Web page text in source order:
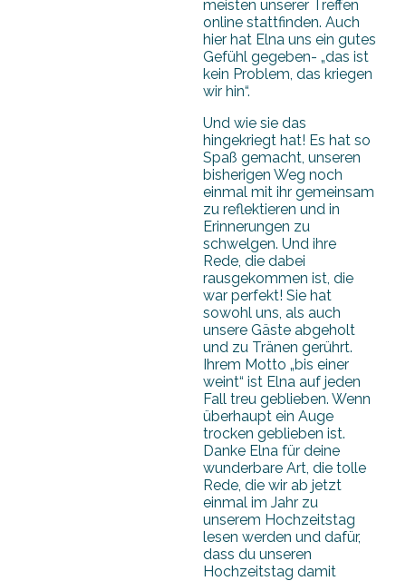
meisten unserer Treffen
online stattfinden. Auch
hier hat Elna uns ein gutes
Gefühl gegeben- „das ist
kein Problem, das kriegen
wir hin“.
Und wie sie das
hingekriegt hat! Es hat so
Spaß gemacht, unseren
bisherigen Weg noch
einmal mit ihr gemeinsam
zu reflektieren und in
Erinnerungen zu
schwelgen. Und ihre
Rede, die dabei
rausgekommen ist, die
war perfekt! Sie hat
sowohl uns, als auch
unsere Gäste abgeholt
und zu Tränen gerührt.
Ihrem Motto „bis einer
weint“ ist Elna auf jeden
Fall treu geblieben. Wenn
überhaupt ein Auge
trocken geblieben ist.
Danke Elna für deine
wunderbare Art, die tolle
Rede, die wir ab jetzt
einmal im Jahr zu
unserem Hochzeitstag
lesen werden und dafür,
dass du unseren
Hochzeitstag damit